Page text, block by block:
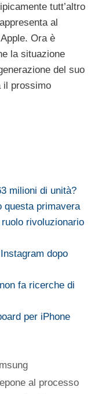
tutt’altro
al
Ora è
la situazione
del suo
il prossimo
milioni di unità?
questa primavera
rivoluzionario
dopo
fa ricerche di
per iPhone
al processo